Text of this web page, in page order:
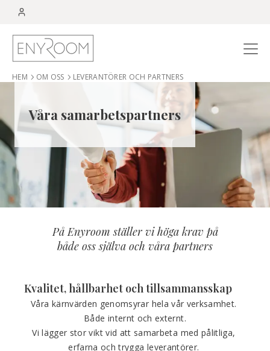
Menu
HEM OM OSS LEVERANTÖRER OCH PARTNERS
Våra samarbetspartners
På Enyroom ställer vi höga krav på
både oss själva och våra partners
Kvalitet, hållbarhet och tillsammansskap
Våra kärnvärden genomsyrar hela vår verksamhet.
Både internt och externt.
Vi lägger stor vikt vid att samarbeta med pålitliga,
erfarna och trygga leverantörer.